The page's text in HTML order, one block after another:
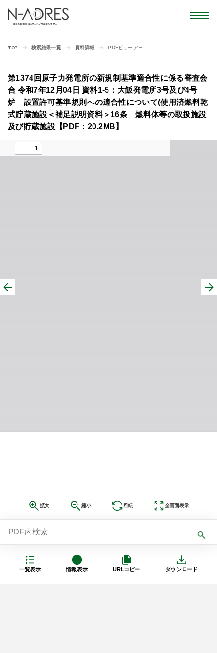
TOP 検索結果一覧 資料詳細 PDFビューアー
一覧表示 情報表示 URLコピー ダウンロード
第1374回原子力発電所の新規制基準適合性に係る審査会
合 令和7年12月04日 資料1-5：大飯発電所3号及び4号
炉 設置許可基準規則への適合性について(使用済燃料乾
式貯蔵施設＜補足説明資料＞16条 燃料体等の取扱施設
及び貯蔵施設【PDF：20.2MB】
拡大 縮小 回転 全画面表示